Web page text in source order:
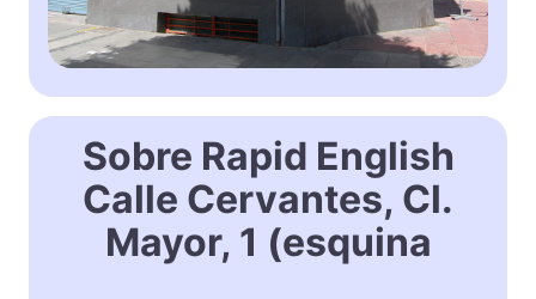
Sobre Rapid English
Calle Cervantes, Cl.
Mayor, 1 (esquina